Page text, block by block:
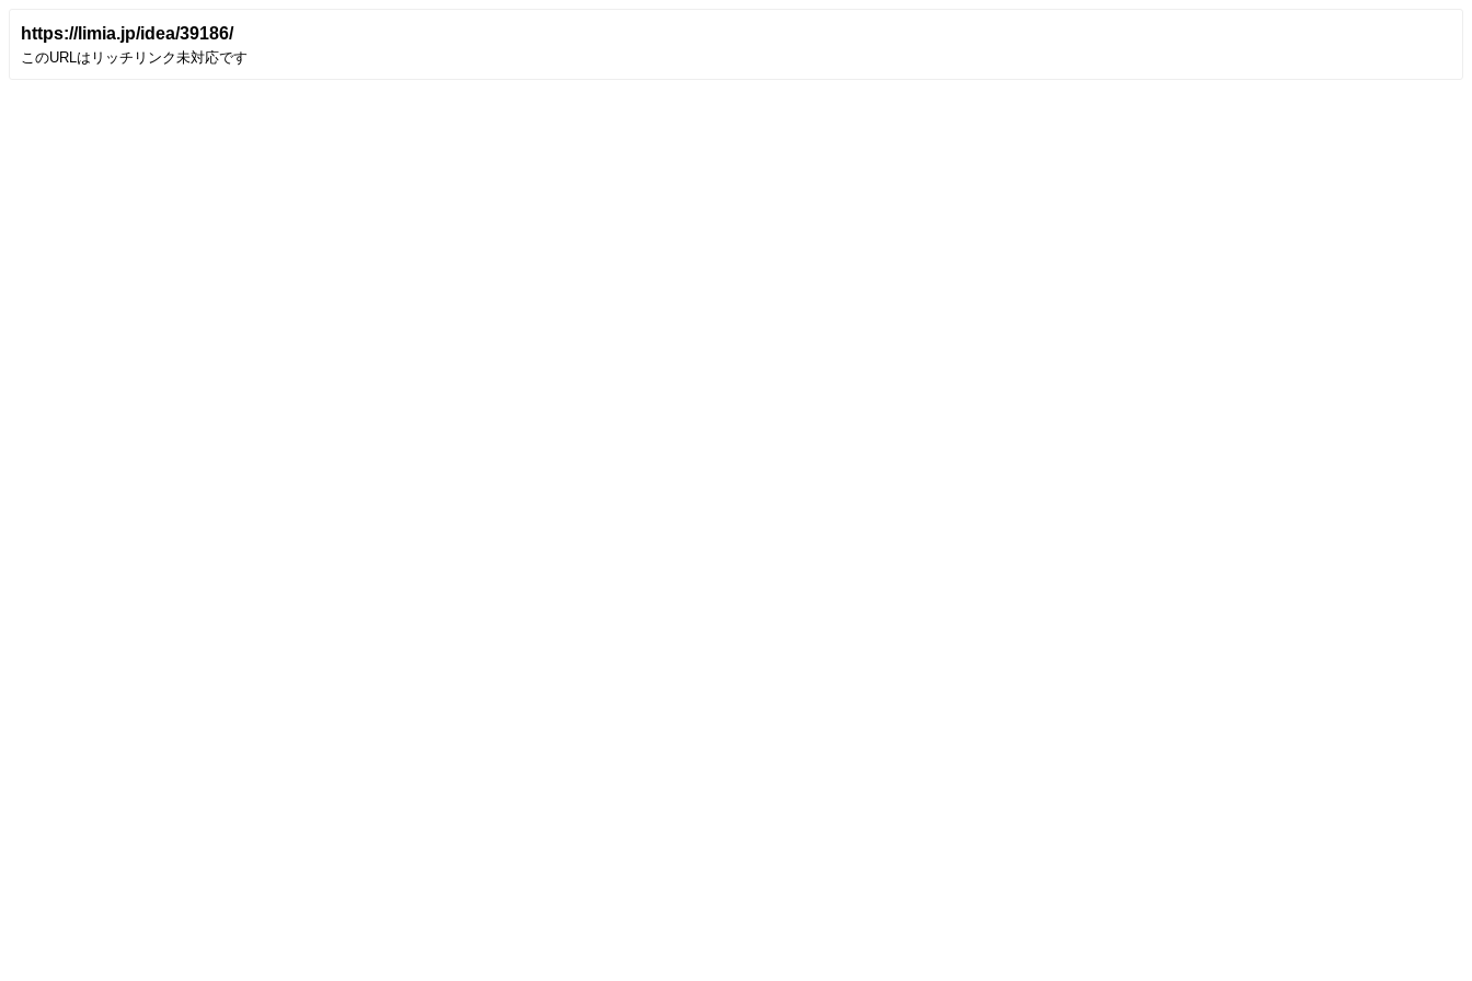
https://limia.jp/idea/39186/
このURLはリッチリンク未対応です